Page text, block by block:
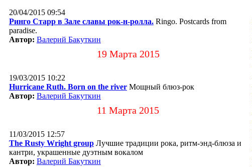
20/04/2015 09:54
Ринго Старр в Зале славы рок-н-ролла. Ringo. Postcards from
paradise.
Автор: Валерий Бакуткин
19 Марта 2015
19/03/2015 10:22
Hurricane Ruth. Born on the river Мощный блюз-рок
Автор: Валерий Бакуткин
11 Марта 2015
11/03/2015 12:57
The Rusty Wright group Лучшие традиции рока, ритм-энд-блюза и
кантри, украшенные дуэтным вокалом
Автор: Валерий Бакуткин